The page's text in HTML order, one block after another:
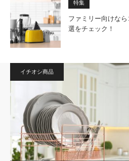
特集
ファミリー向けな
選をチェック！
イチオシ商品